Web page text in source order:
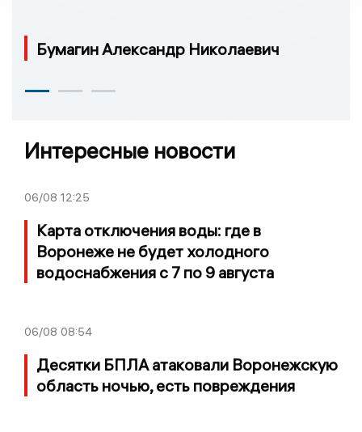
Бумагин Александр Николаевич
Интересные новости
06/08 12:25
Карта отключения воды: где в
Воронеже не будет холодного
водоснабжения с 7 по 9 августа
06/08 08:54
Десятки БПЛА атаковали Воронежскую
область ночью, есть повреждения